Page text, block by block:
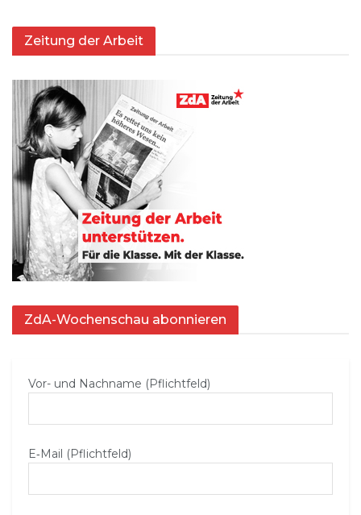
Zeitung der Arbeit
ZdA-Wochenschau abonnieren
Vor- und Nachname (Pflichtfeld)
E‑Mail (Pflichtfeld)